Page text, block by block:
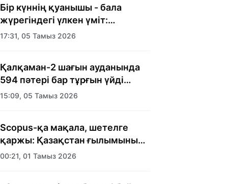
Бір күннің қуанышы - бала
жүрегіндегі үлкен үміт:
Алматыда балалар үйінің
17:31, 05 Тамыз 2026
Қалқаман-2 шағын ауданында
594 пәтері бар тұрғын үйді
салып бітті
15:09, 05 Тамыз 2026
Scopus-қа мақала, шетелге
қаржы: Қазақстан ғылымының
есебі кімге керек?
00:21, 01 Тамыз 2026